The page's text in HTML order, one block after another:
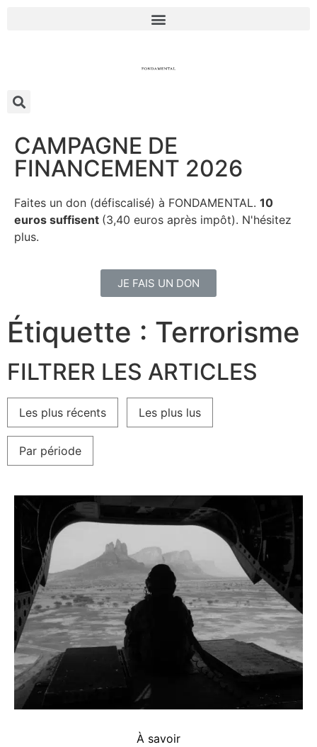
CAMPAGNE DE
FINANCEMENT 2026
Faites un don (défiscalisé) à FONDAMENTAL. 10
euros suffisent (3,40 euros après impôt). N'hésitez
plus.
JE FAIS UN DON
Étiquette : Terrorisme
FILTRER LES ARTICLES
Les plus récents Les plus lus
Par période
À savoir